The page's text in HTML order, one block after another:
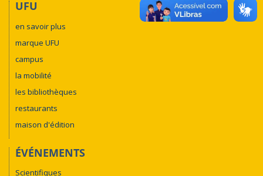
UFU
en savoir plus
marque UFU
campus
la mobilité
les bibliothèques
restaurants
maison d'édition
ÉVÉNEMENTS
Scientifiques